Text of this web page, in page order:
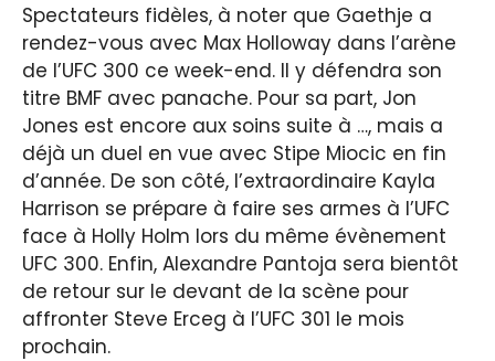
Spectateurs fidèles, à noter que Gaethje a
rendez-vous avec Max Holloway dans l’arène
de l’UFC 300 ce week-end. Il y défendra son
titre BMF avec panache. Pour sa part, Jon
Jones est encore aux soins suite à …, mais a
déjà un duel en vue avec Stipe Miocic en fin
d’année. De son côté, l’extraordinaire Kayla
Harrison se prépare à faire ses armes à l’UFC
face à Holly Holm lors du même évènement
UFC 300. Enfin, Alexandre Pantoja sera bientôt
de retour sur le devant de la scène pour
affronter Steve Erceg à l’UFC 301 le mois
prochain.